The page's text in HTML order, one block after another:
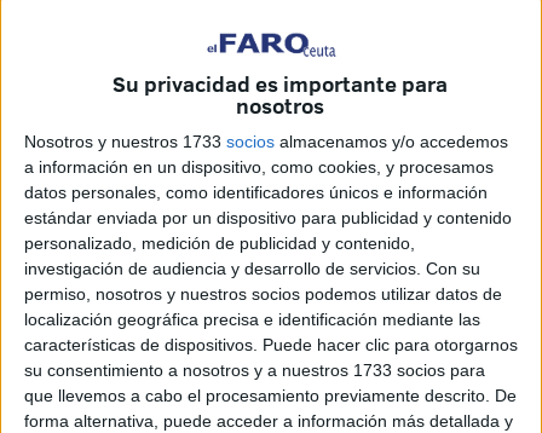
Su privacidad es importante para
nosotros
Nosotros y nuestros 1733 socios almacenamos y/o accedemos
a información en un dispositivo, como cookies, y procesamos
datos personales, como identificadores únicos e información
estándar enviada por un dispositivo para publicidad y contenido
personalizado, medición de publicidad y contenido,
investigación de audiencia y desarrollo de servicios. Con su
permiso, nosotros y nuestros socios podemos utilizar datos de
localización geográfica precisa e identificación mediante las
características de dispositivos. Puede hacer clic para otorgarnos
su consentimiento a nosotros y a nuestros 1733 socios para
que llevemos a cabo el procesamiento previamente descrito. De
forma alternativa, puede acceder a información más detallada y
corte de cinta en la puerta principal.